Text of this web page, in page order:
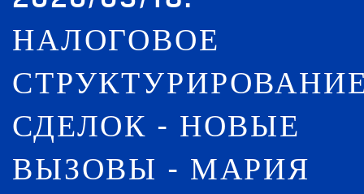
НАЛОГОВОЕ
СДЕЛОК - НОВЫЕ
ВЫЗОВЫ - МАРИЯ